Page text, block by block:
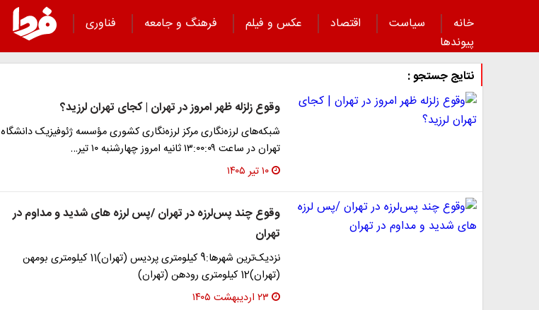
خانه سیاست اقتصاد عکس و فیلم فرهنگ و جامعه
فناوری
پیوند‌ها
نتایج جستجو :
وقوع زلزله ظهر امروز در تهران | کجای تهران لرزید؟
شبکه‌های لرزه‌نگاری مرکز لرزه‌نگاری کشوری مؤسسه ژئوفیزیک دانشگاه
تهران در ساعت ۱۳:۰۰:۰۹ ثانیه امروز چهارشنبه ۱۰ تیر…
۱۰ تیر ۱۴۰۵
وقوع چند پس‌لرزه در تهران /پس لرزه های شدید و مداوم در
تهران
نزدیک‌ترین شهرها:9 کیلومتری پردیس (تهران)11 کیلومتری بومهن
(تهران)12 کیلومتری رودهن (تهران)
۲۳ اردیبهشت ۱۴۰۵